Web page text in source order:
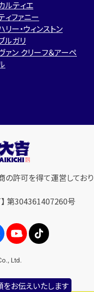
お伝えいたします
ルティエ
ィファニー
リー・ウィンストン
ルガリ
ァン クリーフ＆アーペ
許可を得て運営しており
第304361407260号
Ltd.